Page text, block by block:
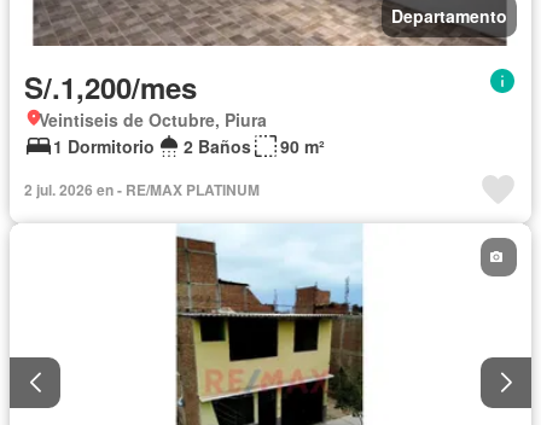
Departamento
S/.1,200/mes
Veintiseis de Octubre, Piura
1 Dormitorio
2 Baños 90 m²
2 jul. 2026 en - RE/MAX PLATINUM